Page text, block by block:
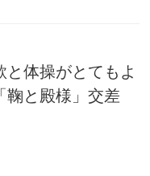
体操がとてもよ
と殿様」交差